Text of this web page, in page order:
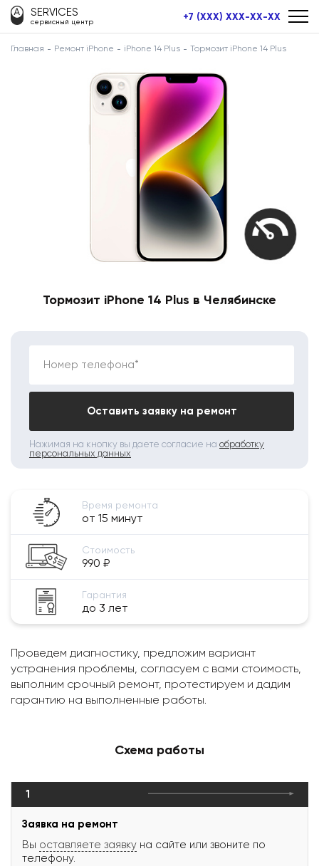
SERVICES
сервисный центр +7 (XXX) XXX-XX-XX
Главная Ремонт iPhone iPhone 14 Plus Тормозит iPhone 14 Plus
Тормозит iPhone 14 Plus в Челябинске
Номер телефона*
Оставить заявку на ремонт
Нажимая на кнопку вы даете согласие на обработку
персональных данных
Время ремонта
от 15 минут
Стоимость
990 ₽
Гарантия
до 3 лет
Проведем диагностику, предложим вариант
устранения проблемы, согласуем с вами стоимость,
выполним срочный ремонт, протестируем и дадим
гарантию на выполненные работы.
Схема работы
1
Заявка на ремонт
Вы оставляете заявку на сайте или звоните по
телефону.